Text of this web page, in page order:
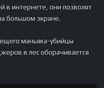
в интернете, они позволят
большом экране.
маньяка-убийцы
в лес оборачивается